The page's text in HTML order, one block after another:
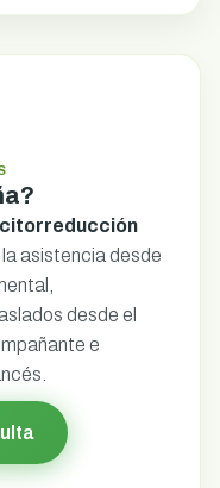
citorreducción
la asistencia desde
desde el
e